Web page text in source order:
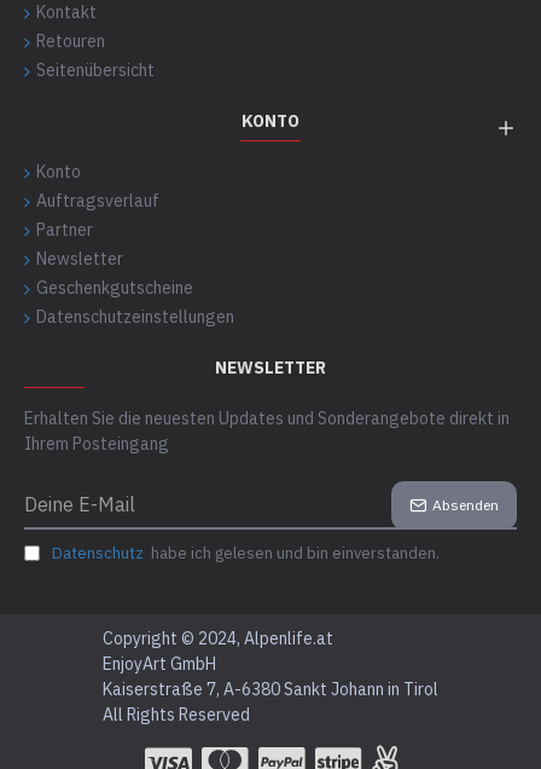
Kontakt
Retouren
Seitenübersicht
KONTO
Konto
Auftragsverlauf
Partner
Newsletter
Geschenkgutscheine
Datenschutzeinstellungen
NEWSLETTER
Erhalten Sie die neuesten Updates und Sonderangebote direkt in
Ihrem Posteingang
Absenden
Datenschutz habe ich gelesen und bin einverstanden.
Copyright © 2024, Alpenlife.at
EnjoyArt GmbH
Kaiserstraße 7, A-6380 Sankt Johann in Tirol
All Rights Reserved